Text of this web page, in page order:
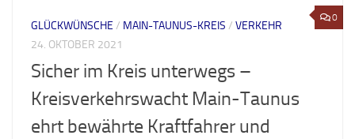
0
GLÜCKWÜNSCHE / MAIN-TAUNUS-KREIS / VERKEHR
24. OKTOBER 2021
Sicher im Kreis unterwegs –
Kreisverkehrswacht Main-Taunus
ehrt bewährte Kraftfahrer und